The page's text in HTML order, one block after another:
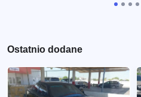
Ostatnio dodane